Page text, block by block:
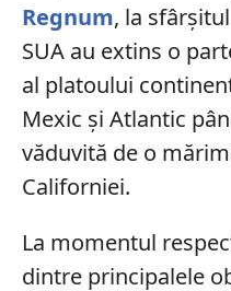
Regnum, la
SUA au extins o
al platoului
Mexic și Atlantic
văduvită de o
Californiei.
La momentul
dintre principalele